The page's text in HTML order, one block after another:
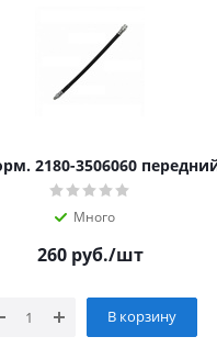
2180-3506060
Много
260руб./шт
В корзину